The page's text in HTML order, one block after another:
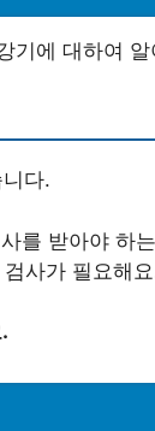
기에 대하여
다.
를 받아야 하
사가 필요해